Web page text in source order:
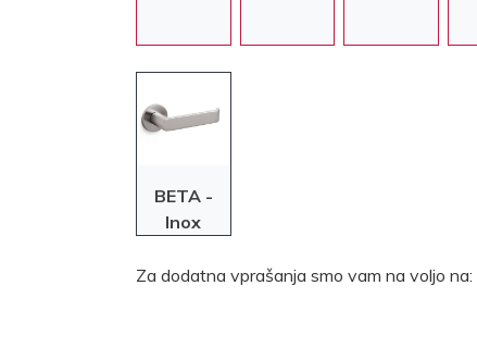
BETA -
Inox
Za dodatna vprašanja smo vam na voljo na: